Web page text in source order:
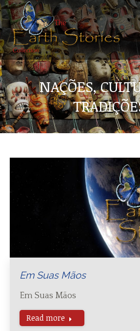
NAÇÕES,
Em Suas Mãos
Em Suas
Read more